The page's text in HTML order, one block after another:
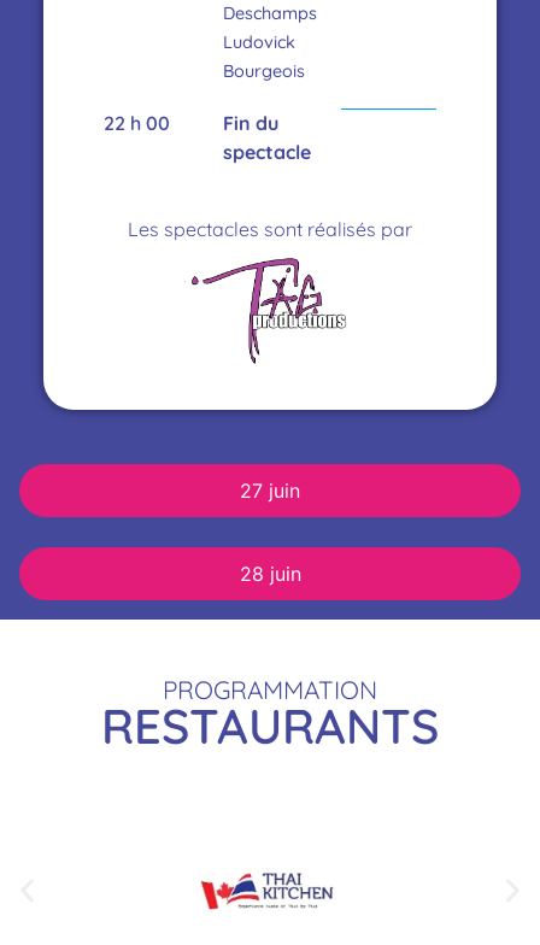
27 juin
28 juin
Deschamps
Ludovick
Bourgeois
22 h 00
Fin du
spectacle
Les spectacles sont réalisés par
PROGRAMMATION
RESTAURANTS